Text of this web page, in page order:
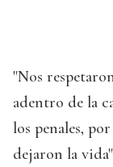
"Nos
adentro de la
los penales,
dejaron la